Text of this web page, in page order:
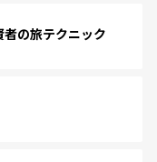
の旅テクニック